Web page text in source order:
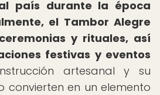
país durante la época
el Tambor Alegre
y rituales, así
festivas y eventos
artesanal y su
convierten en un elemento